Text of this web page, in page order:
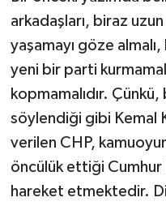
arkadaşları, biraz
yaşamayı göze
yeni bir parti
kopmamalıdır.
söylendiği gibi Kemal
verilen CHP,
öncülük ettiği Cumhur
hareket etmektedir.